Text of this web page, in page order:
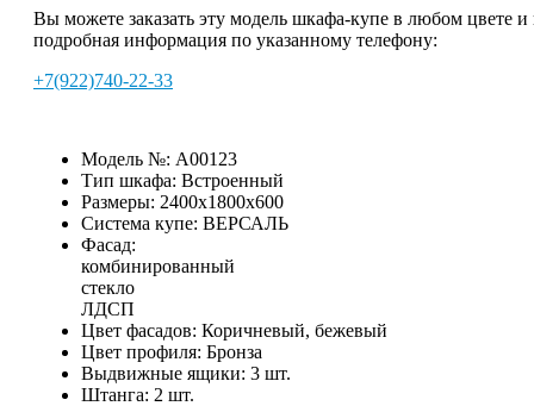
Вы можете заказать эту модель шкафа-купе в любом цвете
подробная информация по указанному телефону:
+7(922)740-22-33
Модель №: A00123
Тип шкафа: Встроенный
Размеры: 2400х1800х600
Система купе: ВЕРСАЛЬ
Фасад:
комбинированный
стекло
ЛДСП
Цвет фасадов: Коричневый, бежевый
Цвет профиля: Бронза
Выдвижные ящики: 3 шт.
Штанга: 2 шт.